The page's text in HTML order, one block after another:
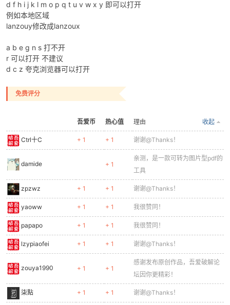
po
cn
d f h i j k l m o p q t u v w x y 即可以打开
例如本地区域
lanzouy修改成lanzoux
a b e g n s 打不开
r 可以打开 不建议
d c z 夸克浏览器可以打开
免费评分
吾爱币 热心值 收起
理由
Ctrl十C + 1 + 1 谢谢@Thanks！
damide + 1
亲测，是一款可转为图片型pdf的
工具
zpzwz + 1 + 1 谢谢@Thanks！
yaoww + 1 + 1 我很赞同！
papapo + 1 + 1 我很赞同！
lzypiaofei + 1 + 1 谢谢@Thanks！
zouya1990 + 1 + 1
感谢发布原创作品，吾爱破解论
坛因你更精彩！
柒點 + 1 + 1 谢谢@Thanks！